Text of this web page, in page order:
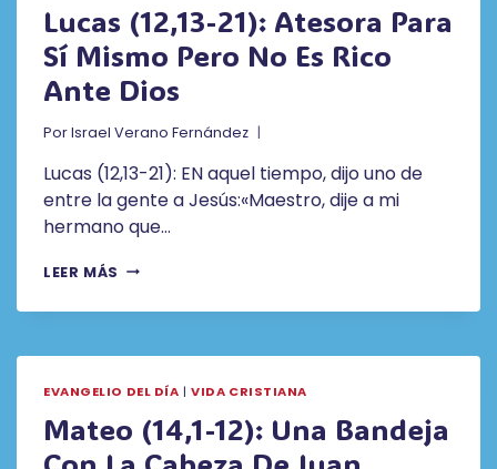
Lucas (12,13-21): Atesora Para
Sí Mismo Pero No Es Rico
Ante Dios
PorIsrael Verano Fernández
Lucas (12,13-21): EN aquel tiempo, dijo uno de
entre la gente a Jesús:«Maestro, dije a mi
hermano que…
LEER MÁS LUCAS
21):
PARA
MISMO
PERO
NO
ES
EVANGELIO DEL DÍA |VIDA CRISTIANA
Mateo (14,1-12): Una Bandeja